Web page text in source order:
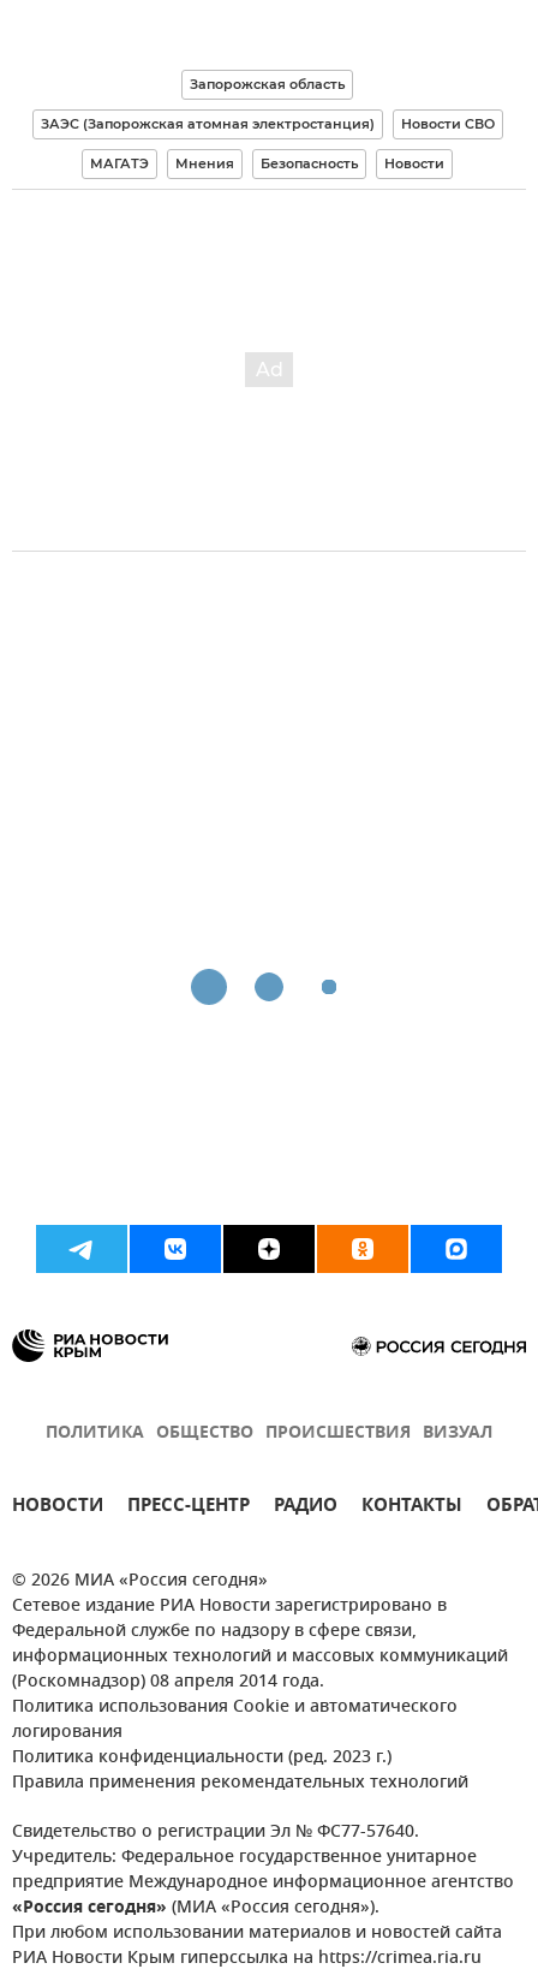
Запорожская область
ЗАЭС (Запорожская атомная электростанция) Новости СВО
МАГАТЭ Мнения Безопасность Новости
ПОЛИТИКА ОБЩЕСТВО ПРОИСШЕСТВИЯ ВИЗУАЛ
НОВОСТИ ПРЕСС-ЦЕНТР РАДИО КОНТАКТЫ
© 2026 МИА «Россия сегодня»
Сетевое издание РИА Новости зарегистрировано в
Федеральной службе по надзору в сфере связи,
информационных технологий и массовых коммуникаций
(Роскомнадзор) 08 апреля 2014 года.
Политика использования Cookie и автоматического
логирования
Политика конфиденциальности (ред. 2023 г.)
Правила применения рекомендательных технологий
Свидетельство о регистрации Эл № ФС77-57640.
Учредитель: Федеральное государственное унитарное
предприятие Международное информационное агентство
«Россия сегодня» (МИА «Россия сегодня»).
При любом использовании материалов и новостей сайта
РИА Новости Крым гиперссылка на https://crimea.ria.ru